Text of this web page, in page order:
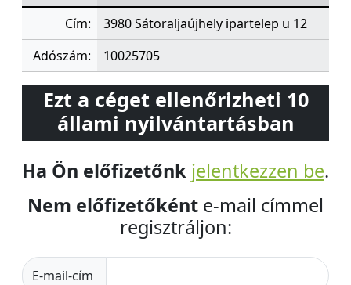
Cím:
3980 Sátoraljaújhely ipartelep u 12
Adószám:
10025705
Ezt a céget ellenőrizheti 10
állami nyilvántartásban
Ha Ön előfizetőnk jelentkezzen be.
Nem előfizetőként e-mail címmel
regisztráljon:
E-mail-cím